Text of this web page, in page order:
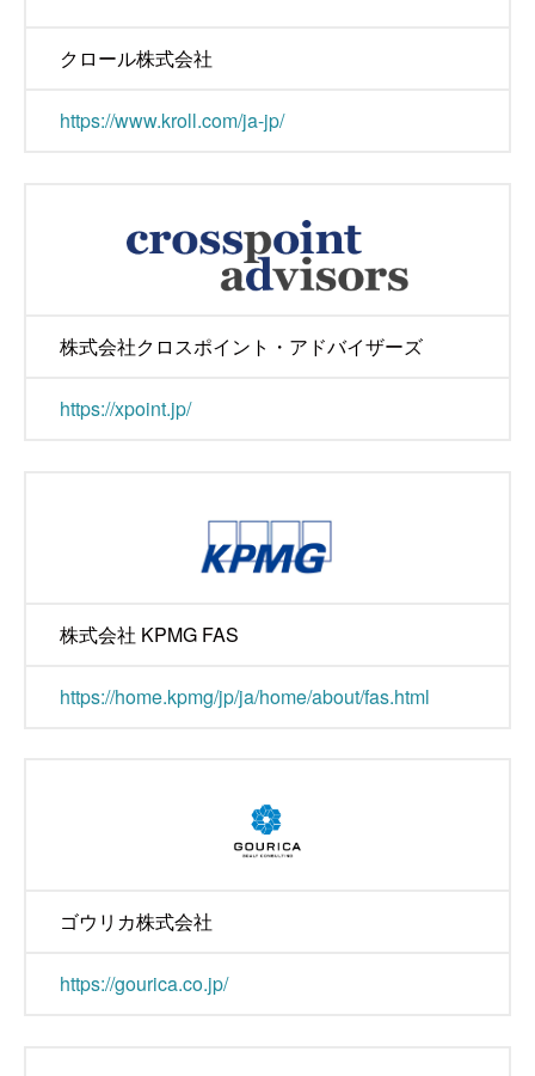
クロール株式会社
https://www.kroll.com/ja-jp/
株式会社クロスポイント・アドバイザーズ
https://xpoint.jp/
株式会社 KPMG FAS
https://home.kpmg/jp/ja/home/about/fas.html
ゴウリカ株式会社
https://gourica.co.jp/